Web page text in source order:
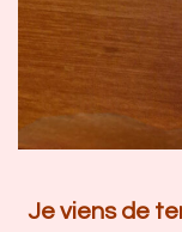
Je viens de